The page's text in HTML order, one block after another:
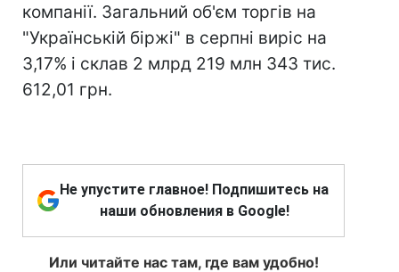
компанії. Загальний об'єм торгів на
"Українській біржі" в серпні виріс на
3,17% і склав 2 млрд 219 млн 343 тис.
612,01 грн.
Не упустите главное! Подпишитесь на
наши обновления в Google!
Или читайте нас там, где вам удобно!